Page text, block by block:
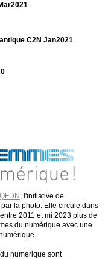
C2N Jan2021
, l'initiative de
la photo. Elle circule dans
2011 et mi 2023 plus de
du numérique avec une
numérique sont